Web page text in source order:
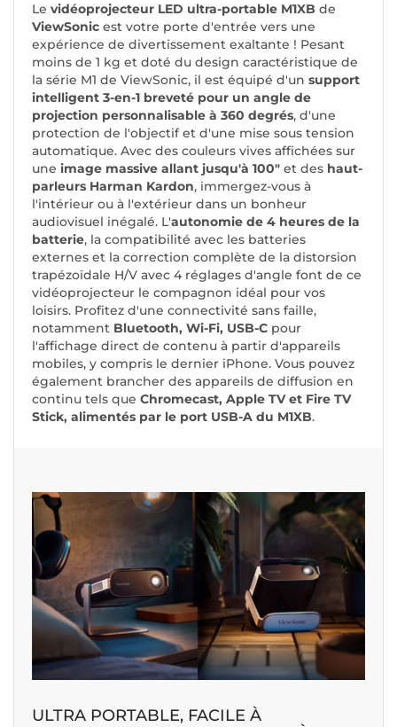
Le vidéoprojecteur LED ultra-portable M1XB de
ViewSonic est votre porte d'entrée vers une
expérience de divertissement exaltante ! Pesant
moins de 1 kg et doté du design caractéristique de
la série M1 de ViewSonic, il est équipé d'un support
intelligent 3-en-1 breveté pour un angle de
projection personnalisable à 360 degrés, d'une
protection de l'objectif et d'une mise sous tension
automatique. Avec des couleurs vives affichées sur
une image massive allant jusqu'à 100" et des haut-
parleurs Harman Kardon, immergez-vous à
l'intérieur ou à l'extérieur dans un bonheur
audiovisuel inégalé. L'autonomie de 4 heures de la
batterie, la compatibilité avec les batteries
externes et la correction complète de la distorsion
trapézoïdale H/V avec 4 réglages d'angle font de ce
vidéoprojecteur le compagnon idéal pour vos
loisirs. Profitez d'une connectivité sans faille,
notamment Bluetooth, Wi-Fi, USB-C pour
l'affichage direct de contenu à partir d'appareils
mobiles, y compris le dernier iPhone. Vous pouvez
également brancher des appareils de diffusion en
continu tels que Chromecast, Apple TV et Fire TV
Stick, alimentés par le port USB-A du M1XB.
ULTRA PORTABLE, FACILE À